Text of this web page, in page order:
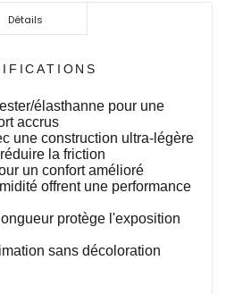
Détails
élasthanne pour une
accrus
une construction ultra-légère
la friction
un confort amélioré
offrent une performance
protège l'exposition
sans décoloration